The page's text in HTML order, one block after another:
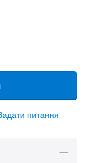
питання